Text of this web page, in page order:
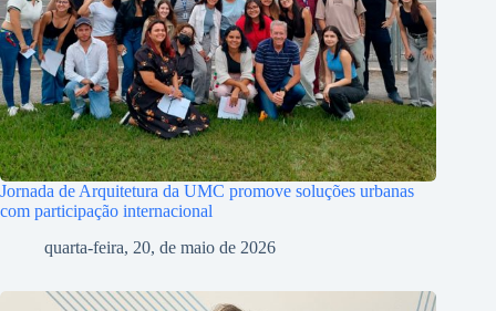
Jornada de Arquitetura da UMC promove soluções urbanas
com participação internacional
quarta-feira, 20, de maio de 2026